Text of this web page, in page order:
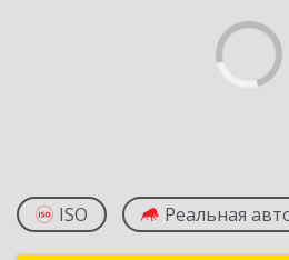
ISO Реальная